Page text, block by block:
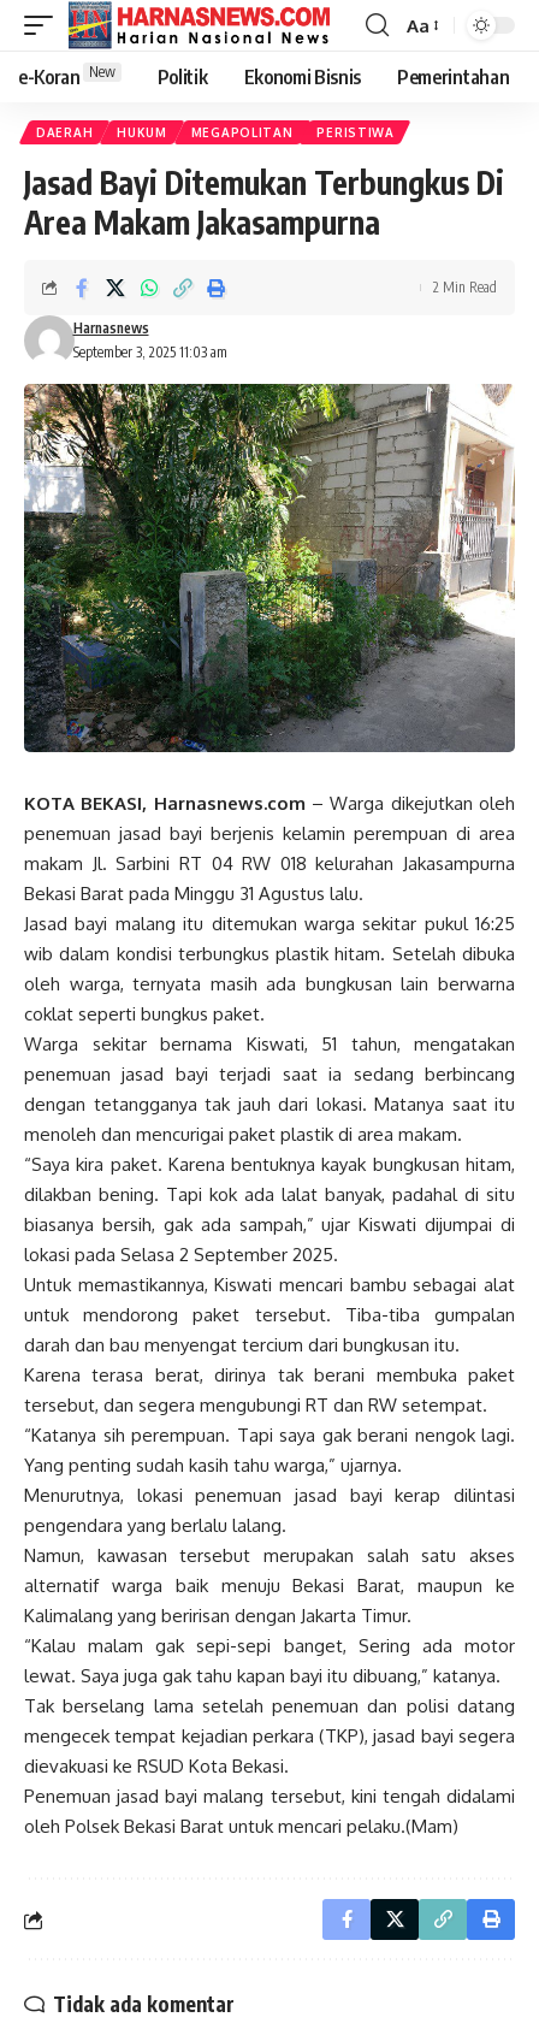
Aa
e-Koran New Politik Ekonomi Bisnis Pemerintahan
DAERAH HUKUM MEGAPOLITAN PERISTIWA
Jasad Bayi Ditemukan Terbungkus Di
Area Makam Jakasampurna
September 3, 2025 11:03 am
Harnasnews
2 Min Read
KOTA BEKASI, Harnasnews.com – Warga dikejutkan oleh
penemuan jasad bayi berjenis kelamin perempuan di area
makam Jl. Sarbini RT 04 RW 018 kelurahan Jakasampurna
Bekasi Barat pada Minggu 31 Agustus lalu.
Jasad bayi malang itu ditemukan warga sekitar pukul 16:25
wib dalam kondisi terbungkus plastik hitam. Setelah dibuka
oleh warga, ternyata masih ada bungkusan lain berwarna
coklat seperti bungkus paket.
Warga sekitar bernama Kiswati, 51 tahun, mengatakan
penemuan jasad bayi terjadi saat ia sedang berbincang
dengan tetangganya tak jauh dari lokasi. Matanya saat itu
menoleh dan mencurigai paket plastik di area makam.
“Saya kira paket. Karena bentuknya kayak bungkusan hitam,
dilakban bening. Tapi kok ada lalat banyak, padahal di situ
biasanya bersih, gak ada sampah,” ujar Kiswati dijumpai di
lokasi pada Selasa 2 September 2025.
Untuk memastikannya, Kiswati mencari bambu sebagai alat
untuk mendorong paket tersebut. Tiba-tiba gumpalan
darah dan bau menyengat tercium dari bungkusan itu.
Karena terasa berat, dirinya tak berani membuka paket
tersebut, dan segera mengubungi RT dan RW setempat.
“Katanya sih perempuan. Tapi saya gak berani nengok lagi.
Yang penting sudah kasih tahu warga,” ujarnya.
Menurutnya, lokasi penemuan jasad bayi kerap dilintasi
pengendara yang berlalu lalang.
Namun, kawasan tersebut merupakan salah satu akses
alternatif warga baik menuju Bekasi Barat, maupun ke
Kalimalang yang beririsan dengan Jakarta Timur.
“Kalau malam gak sepi-sepi banget, Sering ada motor
lewat. Saya juga gak tahu kapan bayi itu dibuang,” katanya.
Tak berselang lama setelah penemuan dan polisi datang
mengecek tempat kejadian perkara (TKP), jasad bayi segera
dievakuasi ke RSUD Kota Bekasi.
Penemuan jasad bayi malang tersebut, kini tengah didalami
oleh Polsek Bekasi Barat untuk mencari pelaku.(Mam)
Tidak ada komentar